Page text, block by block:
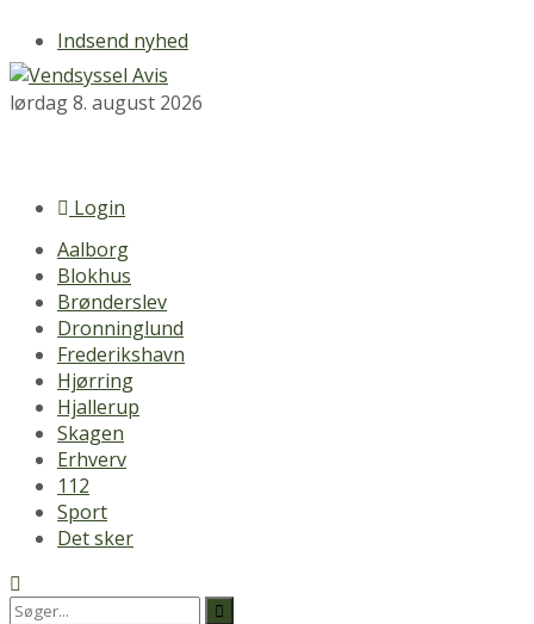
Indsend nyhed
lørdag 8. august 2026
Login
Aalborg
Blokhus
Brønderslev
Dronninglund
Frederikshavn
Hjørring
Hjallerup
Skagen
Erhverv
112
Sport
Det sker